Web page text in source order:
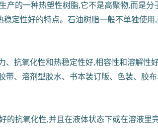
的一种热塑性树脂,它不是高聚物,而是分
定性好的特点。石油树脂一般不单独使
抗氧化性和热稳定性好,相容性和溶解性
、溶剂型胶水、书本装订版、色装、胶
抗氧化性,并且在液体状态下或在溶液里